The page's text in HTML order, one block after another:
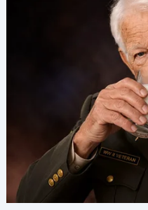
себя, что мы сможем
трещины — лишь
глубине души я знала
игнорировала ее, а
заслуживаю
Все началось в ту
когда внутри меня
я так и не смогла
пьян, настолько пьян,
говоря уже о том,
везла его и его